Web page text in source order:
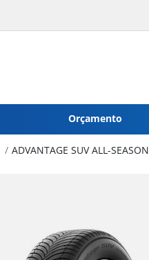
Orçamento
ADVANTAGE SUV ALL-SEASON